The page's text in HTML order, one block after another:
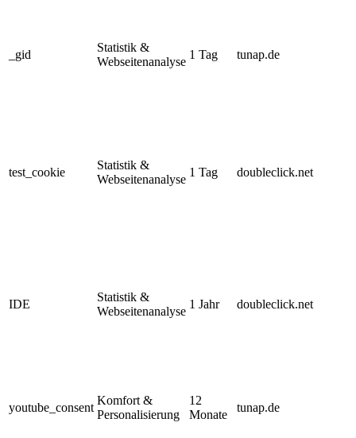
_gid
Statistik &
Webseitenanalyse
1 Tag tunap.de
test_cookie
Statistik &
Webseitenanalyse
1 Tag doubleclick.net
IDE
Statistik &
Webseitenanalyse
1 Jahr doubleclick.net
youtube_consent
Komfort &
Personalisierung
12
Monate
tunap.de